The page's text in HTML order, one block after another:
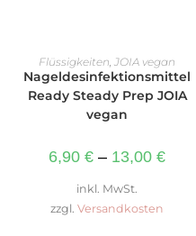
AUSFÜHRUNG WÄHLEN
Flüssigkeiten JOIA vegan
Nageldesinfektionsmittel
Ready Steady Prep JOIA
vegan
6,90 € – 13,00 €
inkl. MwSt.
zzgl. Versandkosten